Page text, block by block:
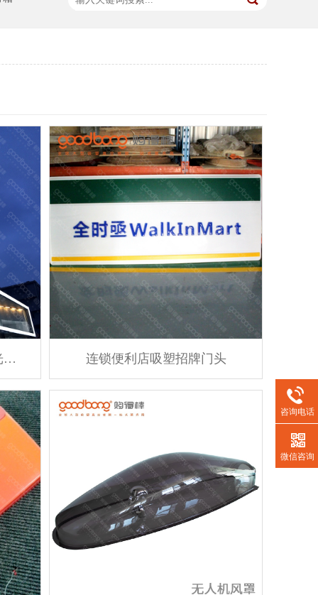
广汽丰田门楣_丰田4S店发光门楣_丰田灯带 连锁便利店吸塑招牌门头
咨询电话
微信咨询